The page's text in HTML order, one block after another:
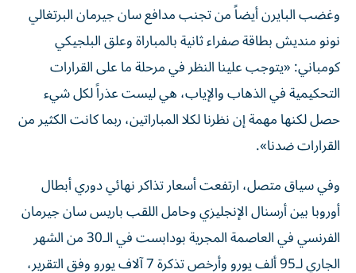
وغضب البايرن أيضاً من تجنب مدافع سان جيرمان البرتغالي
نونو منديش بطاقة صفراء ثانية بالمباراة وعلق البلجيكي
كومباني: «يتوجب علينا النظر في مرحلة ما على القرارات
التحكيمية في الذهاب والإياب، هي ليست عذراً لكل شيء
حصل لكنها مهمة إن نظرنا لكلا المباراتين، ربما كانت الكثير من
القرارات ضدنا».
وفي سياق متصل، ارتفعت أسعار تذاكر نهائي دوري أبطال
أوروبا بين أرسنال الإنجليزي وحامل اللقب باريس سان جيرمان
الفرنسي في العاصمة المجرية بودابست في الـ30 من الشهر
الجاري لـ95 ألف يورو وأرخص تذكرة 7 آلاف يورو وفق التقرير،